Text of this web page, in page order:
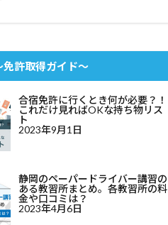
免許取得ガイド〜
合宿免許に行くとき何が必要？！
これだけ見ればOKな持ち物リス
ト
2023年9月1日
静岡のペーパードライバー講習の
ある教習所まとめ。各教習所の料
金や口コミは？
2023年4月6日